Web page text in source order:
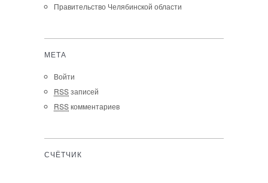
Правительство Челябинской области
МЕТА
Войти
RSSзаписей
RSSкомментариев
СЧЁТЧИК